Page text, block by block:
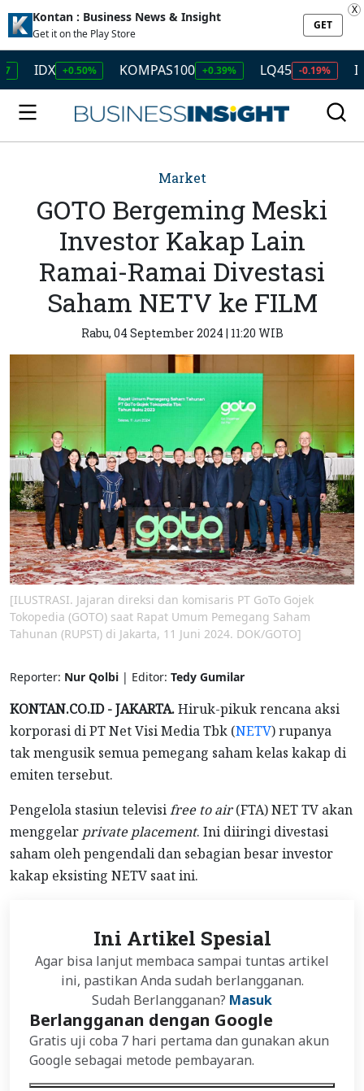
Kontan : Business News & Insight
Get it on the Play Store
GET
X
+0.50% KOMPAS100 +0.39% LQ45 -0.19% ISSI
Market
GOTO Bergeming Meski
Investor Kakap Lain
Ramai-Ramai Divestasi
Saham NETV ke FILM
Rabu, 04 September 2024 | 11:20 WIB
[ILUSTRASI. Jajaran direksi dan komisaris PT GoTo Gojek
Tokopedia (GOTO) saat Rapat Umum Pemegang Saham
Tahunan (RUPST) di Jakarta, 11 Juni 2024. DOK/GOTO]
Reporter: Nur Qolbi | Editor: Tedy Gumilar
KONTAN.CO.ID - JAKARTA.Hiruk-pikuk rencana aksi
korporasi di PT Net Visi Media Tbk (NETV) rupanya
tak mengusik semua pemegang saham kelas kakap di
emiten tersebut.
Pengelola stasiun televisifree to air(FTA) NET TV akan
menggelar private placement. Ini diiringi divestasi
saham oleh pengendali dan sebagian besar investor
kakap eksisting NETV saat ini.
Ini Artikel Spesial
Agar bisa lanjut membaca sampai tuntas artikel
ini, pastikan Anda sudah berlangganan.
Sudah Berlangganan? Masuk
Berlangganan dengan Google
Gratis uji coba 7 hari pertama dan gunakan akun
Google sebagai metode pembayaran.